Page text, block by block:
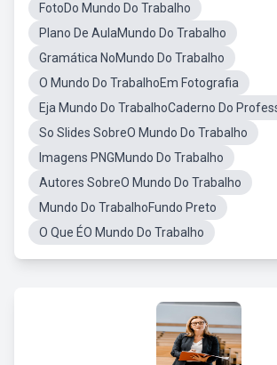
FotoDo Mundo Do Trabalho
Plano De AulaMundo Do Trabalho
Gramática NoMundo Do Trabalho
O Mundo Do TrabalhoEm Fotografia
Eja Mundo Do TrabalhoCaderno Do
So Slides SobreO Mundo Do Trabalho
Imagens PNGMundo Do Trabalho
Autores SobreO Mundo Do Trabalho
Mundo Do TrabalhoFundo Preto
O Que ÉO Mundo Do Trabalho